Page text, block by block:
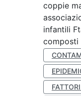
coppie
infantili
composti